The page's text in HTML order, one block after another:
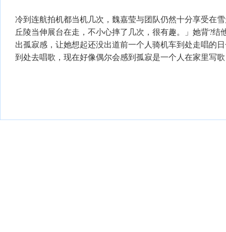
冷到连航拍机都当机几次，魏嘉莹与团队仍然十分享受在
丘陵当伸展台在走，不小心摔了几次，很有趣。」她背?结
出孤寂感，让她想起还没出道前一个人骑机车到处走唱的
到处去唱歌，现在好像偶尔会感到孤寂是一个人在家里写